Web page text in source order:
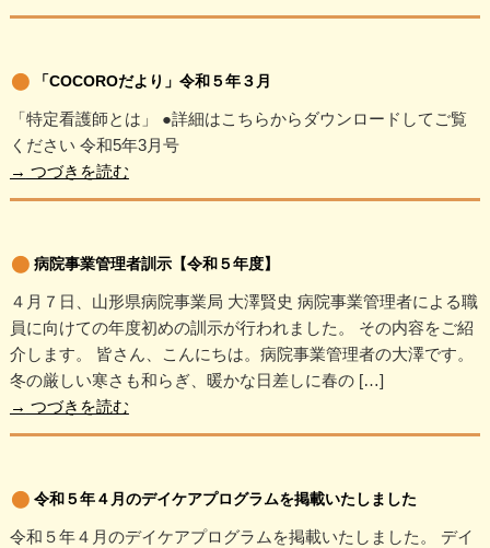
「COCOROだより」令和５年３月
「特定看護師とは」 ●詳細はこちらからダウンロードしてご覧
ください 令和5年3月号
→ つづきを読む
病院事業管理者訓示【令和５年度】
４月７日、山形県病院事業局 大澤賢史 病院事業管理者による職
員に向けての年度初めの訓示が行われました。 その内容をご紹
介します。 皆さん、こんにちは。病院事業管理者の大澤です。
冬の厳しい寒さも和らぎ、暖かな日差しに春の […]
→ つづきを読む
令和５年４月のデイケアプログラムを掲載いたしました
令和５年４月のデイケアプログラムを掲載いたしました。 デイ